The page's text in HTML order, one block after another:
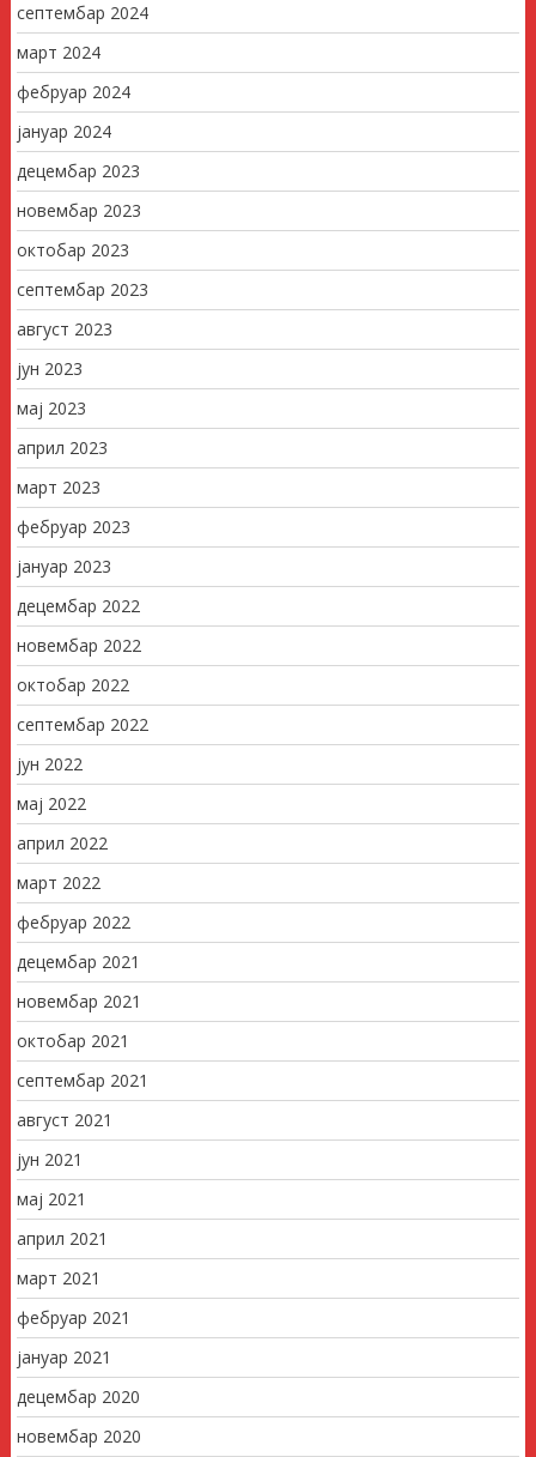
септембар 2024
март 2024
фебруар 2024
јануар 2024
децембар 2023
новембар 2023
октобар 2023
септембар 2023
август 2023
јун 2023
мај 2023
април 2023
март 2023
фебруар 2023
јануар 2023
децембар 2022
новембар 2022
октобар 2022
септембар 2022
јун 2022
мај 2022
април 2022
март 2022
фебруар 2022
децембар 2021
новембар 2021
октобар 2021
септембар 2021
август 2021
јун 2021
мај 2021
април 2021
март 2021
фебруар 2021
јануар 2021
децембар 2020
новембар 2020